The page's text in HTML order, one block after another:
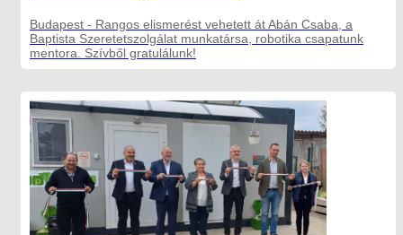
Budapest - Rangos elismerést vehetett át Abán Csaba, a
Baptista Szeretetszolgálat munkatársa, robotika csapatunk
mentora. Szívből gratulálunk!